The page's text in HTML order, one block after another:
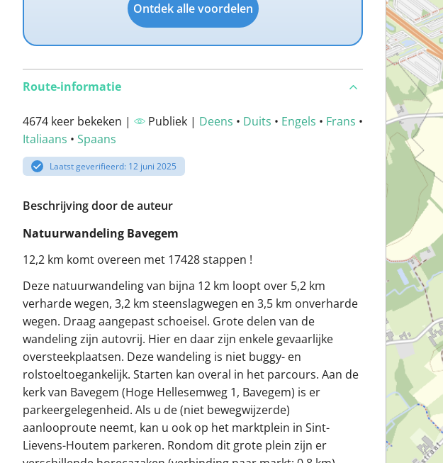
Ontdek alle voordelen
Route-informatie
4674 keer bekeken | Publiek | Deens • Duits • Engels • Frans •
Italiaans • Spaans
Laatst geverifieerd: 12 juni 2025
Beschrijving door de auteur
Natuurwandeling Bavegem
12,2 km komt overeen met 17428 stappen !
Deze natuurwandeling van bijna 12 km loopt over 5,2 km
verharde wegen, 3,2 km steenslagwegen en 3,5 km onverharde
wegen. Draag aangepast schoeisel. Grote delen van de
wandeling zijn autovrij. Hier en daar zijn enkele gevaarlijke
oversteekplaatsen. Deze wandeling is niet buggy- en
rolstoeltoegankelijk. Starten kan overal in het parcours. Aan de
kerk van Bavegem (Hoge Hellesemweg 1, Bavegem) is er
parkeergelegenheid. Als u de (niet bewegwijzerde)
aanlooproute neemt, kan u ook op het marktplein in Sint-
Lievens-Houtem parkeren. Rondom dit grote plein zijn er